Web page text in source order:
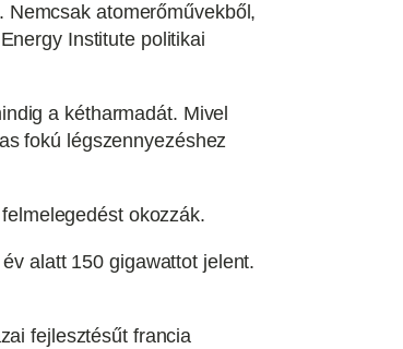
atomerőművekből,
Institute politikai
a kétharmadát. Mivel
fokú légszennyezéshez
okozzák.
alatt 150 gigawattot jelent.
fejlesztésűt francia